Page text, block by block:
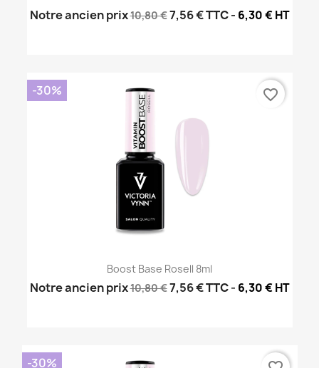
Notre ancien prix10,80 €7,56 €TTC- 6,30 € HT
Boost Base Rosell 8ml
Notre ancien prix10,80 €7,56 €TTC- 6,30 € HT
-30% favorite_border
-30%